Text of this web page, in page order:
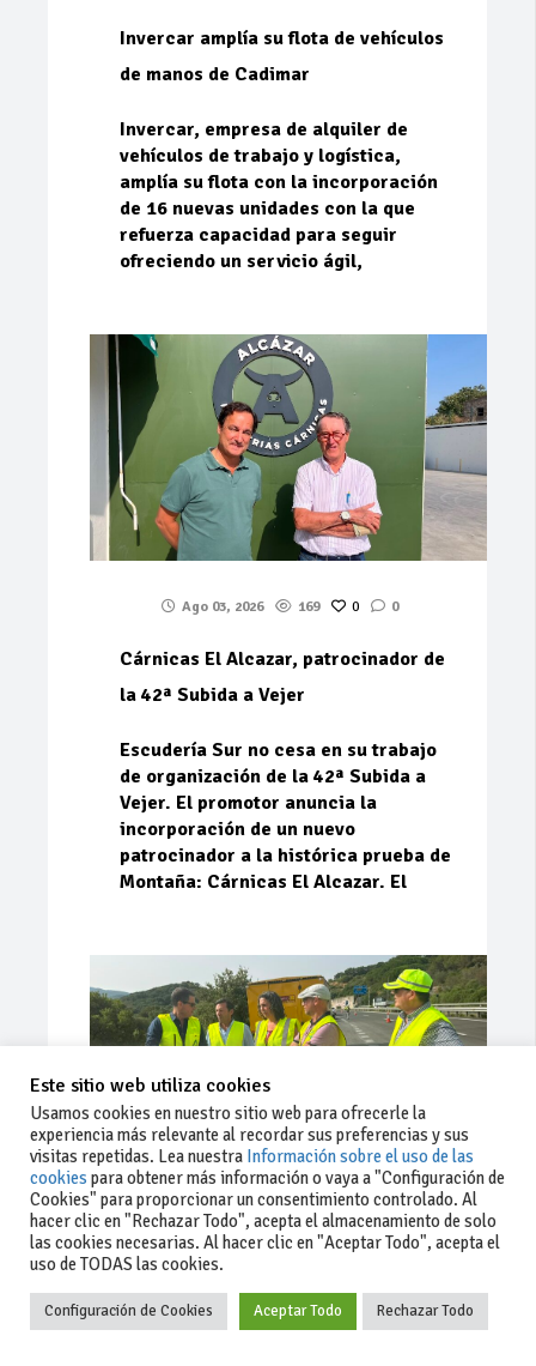
Invercar amplía su flota de vehículos
de manos de Cadimar
Invercar, empresa de alquiler de
vehículos de trabajo y logística,
amplía su flota con la incorporación
de 16 nuevas unidades con la que
refuerza capacidad para seguir
ofreciendo un servicio ágil,
Ago 03, 2026 169 0 0
Cárnicas El Alcazar, patrocinador de
la 42ª Subida a Vejer
Escudería Sur no cesa en su trabajo
de organización de la 42ª Subida a
Vejer. El promotor anuncia la
incorporación de un nuevo
patrocinador a la histórica prueba de
Montaña: Cárnicas El Alcazar. El
Ago 03, 2026 91 0 0
A381 por Los Barrios
Este sitio web utiliza cookies
Usamos cookies en nuestro sitio web para ofrecerle la
experiencia más relevante al recordar sus preferencias y sus
visitas repetidas. Lea nuestra Información sobre el uso de las
cookies para obtener más información o vaya a "Configuración de
Cookies" para proporcionar un consentimiento controlado. Al
hacer clic en "Rechazar Todo", acepta el almacenamiento de solo
las cookies necesarias. Al hacer clic en "Aceptar Todo", acepta el
uso de TODAS las cookies.
Configuración de Cookies Aceptar Todo Rechazar Todo